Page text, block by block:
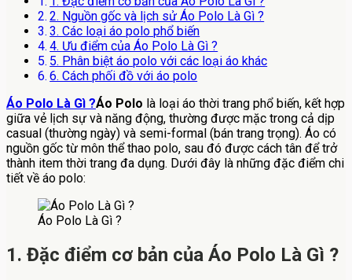
2. Nguồn gốc và lịch sử Áo Polo Là Gì ?
3. Các loại áo polo phổ biến
4. Ưu điểm của Áo Polo Là Gì ?
5. Phân biệt áo polo với các loại áo khác
6. Cách phối đồ với áo polo
Áo Polo Là Gì ?Áo Polo là loại áo thời trang phổ biến, kết hợp
giữa vẻ lịch sự và năng động, thường được mặc trong cả dịp
casual (thường ngày) và semi-formal (bán trang trọng). Áo có
nguồn gốc từ môn thể thao polo, sau đó được cách tân để trở
thành item thời trang đa dụng. Dưới đây là những đặc điểm chi
tiết về áo polo:
Áo Polo Là Gì ?
1. Đặc điểm cơ bản của Áo Polo Là Gì ?